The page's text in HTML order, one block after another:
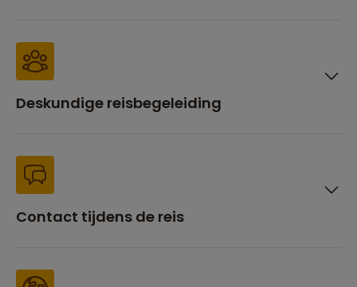
Deskundige reisbegeleiding
Contact tijdens de reis